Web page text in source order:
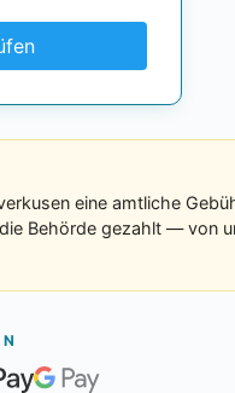
eine amtliche
Behörde gezahlt — von